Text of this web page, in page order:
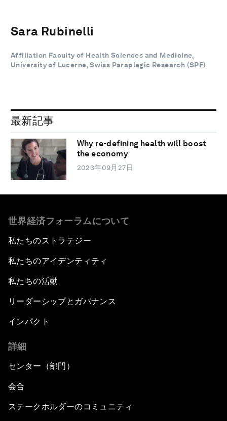
Sara Rubinelli
Affiliation Faculty of Health Sciences and Medicine,
University of Lucerne, Swiss Paraplegic Research (SPF)
最新記事
Why re-defining health will boost
the economy
2023年09月27日
世界経済フォーラムについて
私たちのストラテジー
私たちのアイデンティティ
私たちの活動
リーダーシップとガバナンス
インパクト
詳細
センター（部門）
会合
ステークホルダーのコミュニティ